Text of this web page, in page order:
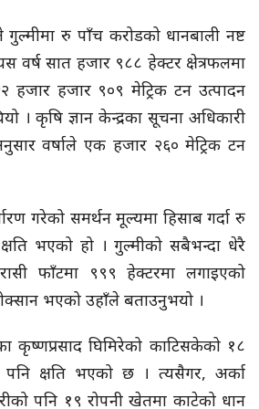
गुल्मीमा रु पाँच करोडको धानबाली नष्ट
वर्ष सात हजार ९८८ हेक्टर क्षेत्रफलमा
हजार हजार ९०९ मेट्रिक टन उत्पादन
। कृषि ज्ञान केन्द्रका सूचना अधिकारी
वर्षाले एक हजार २६० मेट्रिक टन
गरेको समर्थन मूल्यमा हिसाब गर्दा रु
भएको हो । गुल्मीको सबैभन्दा धेरै
फाँटमा ९९९ हेक्टरमा लगाइएको
भएको उहाँले बताउनुभयो ।
कृष्णप्रसाद घिमिरेको काटिसकेको १८
पनि क्षति भएको छ । त्यसैगर, अर्का
पनि १९ रोपनी खेतमा काटेको धान